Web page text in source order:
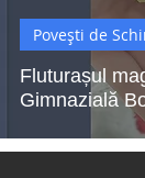
Fluturașul
Gimnazială
Povești de